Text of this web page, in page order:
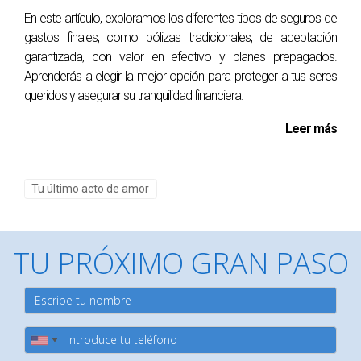
de los mejores regalos que les hagas.
Preguntas Frecuentes
¿Qué es un seguro de gastos finales?
Un seguro de gastos finales es una póliza diseñada para
asegurado, pero generalmente es accesible comparado
¿Puedo usar el dinero del seguro para pagar
otras cosas?
En este artículo, exploramos los diferentes tipos de seguros de
gastos finales, como pólizas tradicionales, de aceptación
garantizada, con valor en efectivo y planes prepagados.
Aprenderás a elegir la mejor opción para proteger a tus seres
queridos y asegurar su tranquilidad financiera.
Leer más
Tu último acto de amor
TU PRÓXIMO GRAN PASO